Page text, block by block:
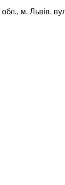
обл., м. Львів,